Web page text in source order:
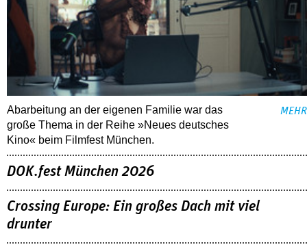
Abarbeitung an der eigenen Familie war das
große Thema in der Reihe »Neues deutsches
Kino« beim Filmfest München.
MEHR
DOK.fest München 2026
Crossing Europe: Ein großes Dach mit viel
drunter